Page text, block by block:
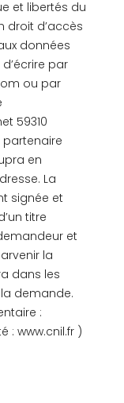
et libertés du
droit d’accès
données
par
ou par
59310
en
La
signée et
titre
et
la
dans les
demande.
:
: www.cnil.fr)